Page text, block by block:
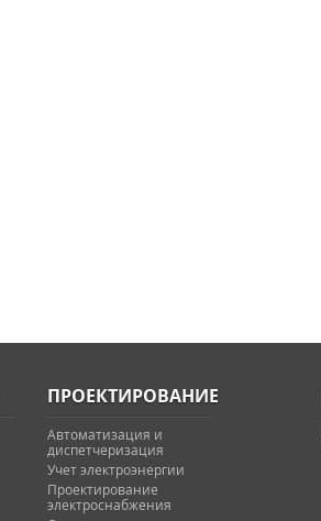
ПРОЕКТИРОВАНИЕ
Автоматизация и
диспетчеризация
Учет электроэнергии
Проектирование
электроснабжения